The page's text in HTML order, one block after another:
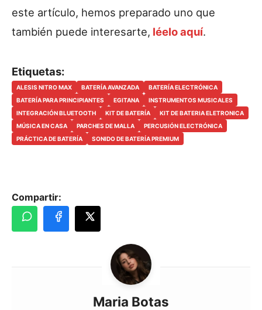
este artículo, hemos preparado uno que
también puede interesarte, léelo aquí.
Etiquetas:
ALESIS NITRO MAX BATERÍA AVANZADA
BATERÍA ELECTRÓNICA
BATERÍA PARA PRINCIPIANTES
EGITANA
INSTRUMENTOS MUSICALES
INTEGRACIÓN BLUETOOTH
KIT DE BATERÍA
KIT DE BATERIA ELETRONICA
MÚSICA EN CASA
PARCHES DE MALLA
PERCUSIÓN ELECTRÓNICA
PRÁCTICA DE BATERÍA
SONIDO DE BATERÍA PREMIUM
Compartir:
Maria Botas